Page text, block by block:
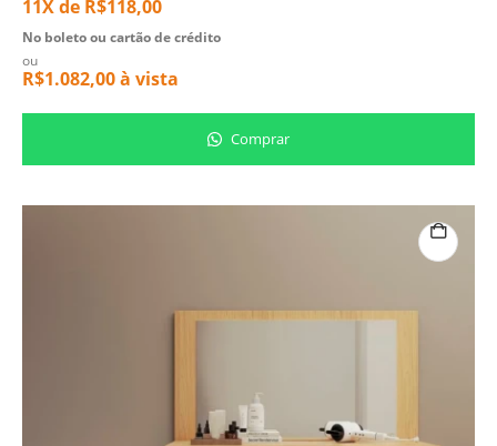
11X de R$118,00
No boleto ou cartão de crédito
ou
R$1.082,00à vista
Comprar